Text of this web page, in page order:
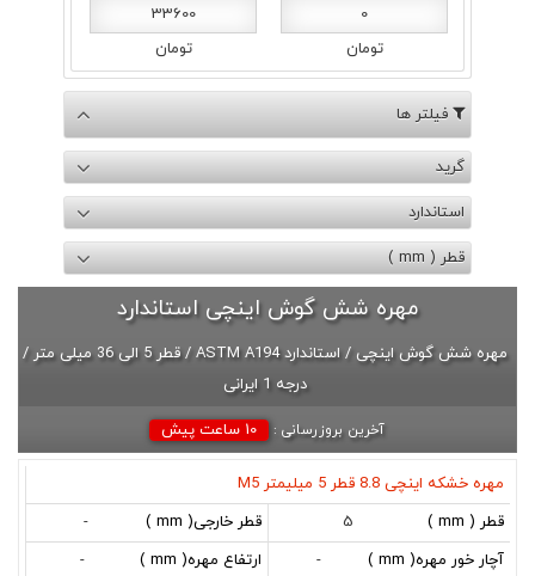
0
تومان
33600
تومان
فیلتر ها
گرید
استاندارد
قطر ( mm )
مهره شش گوش اینچی استاندارد
مهره شش گوش اینچی / استاندارد ASTM A194 / قطر 5 الی 36 میلی متر /
درجه 1 ایرانی
آخرین بروزرسانی : 10 ساعت پیش
نام
(
mm
قطر
خارجی
( mm
آچار
مهره
مهره
وزن
حداقل
قیمت
بروزرسانی
مهره خشکه اینچی 8.8 قطر 5 میلیمتر M5
5
-
-
-